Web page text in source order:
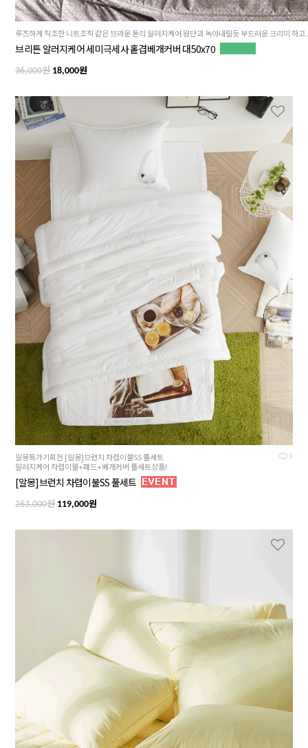
브리튼 알러지케어 세미극세사 홑겹베개커버 대50x70
36,000원18,000원
1
알몽특가기획전 [알몽]브런치 차렵이불SS 풀세트
알러지케어 차렵이불+패드+베개커버 풀세트상품!
[알몽]브런치 차렵이불SS 풀세트
263,000원119,000원